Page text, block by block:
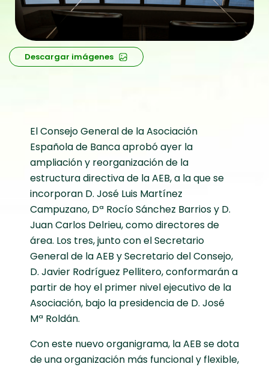
Descargar imágenes
El Consejo General de la Asociación
Española de Banca aprobó ayer la
ampliación y reorganización de la
estructura directiva de la AEB, a la que se
incorporan D. José Luis Martínez
Campuzano, Dª Rocío Sánchez Barrios y D.
Juan Carlos Delrieu, como directores de
área. Los tres, junto con el Secretario
General de la AEB y Secretario del Consejo,
D. Javier Rodríguez Pellitero, conformarán a
partir de hoy el primer nivel ejecutivo de la
Asociación, bajo la presidencia de D. José
Mª Roldán.
Con este nuevo organigrama, la AEB se dota
de una organización más funcional y flexible,